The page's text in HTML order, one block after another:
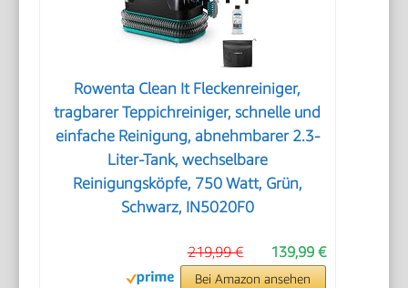
Rowenta Clean It Fleckenreiniger,
tragbarer Teppichreiniger, schnelle und
einfache Reinigung, abnehmbarer 2.3-
Liter-Tank, wechselbare
Reinigungsköpfe, 750 Watt, Grün,
Schwarz, IN5020F0
139,99 €
219,99 €
Bei Amazon ansehen